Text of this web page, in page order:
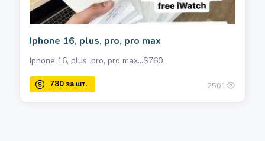
Iphone 16, plus, pro, pro max
Iphone 16, plus, pro, pro max…$760
2501